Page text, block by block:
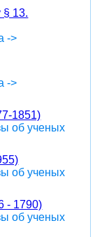
§ 13.
->
->
1851)
об ученых
об ученых
1790)
об ученых